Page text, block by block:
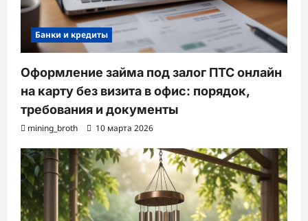
Банки и кредиты
Оформление займа под залог ПТС онлайн
на карту без визита в офис: порядок,
требования и документы
mining_broth 10 марта 2026